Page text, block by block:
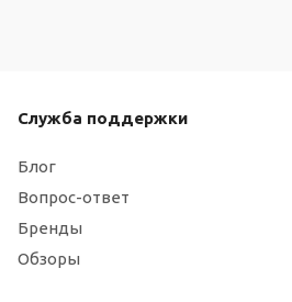
Служба поддержки
Блог
Вопрос-ответ
Бренды
Обзоры